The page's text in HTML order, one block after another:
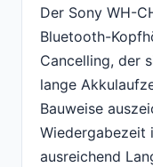
Der Sony WH-
Bluetooth-
Cancelling, der
lange
Bauweise
Wiedergabezeit
ausreichend